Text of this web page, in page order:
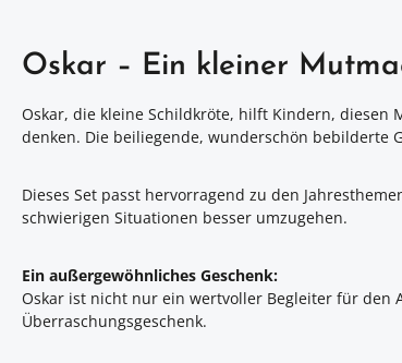
Oskar – Ein kleiner
Oskar, die kleine Schildkröte, hilft Kindern, diesen
denken. Die beiliegende, wunderschön bebilderte
Dieses Set passt hervorragend zu den
schwierigen Situationen besser umzugehen.
Ein außergewöhnliches Geschenk:
Oskar ist nicht nur ein wertvoller Begleiter für den
Überraschungsgeschenk.